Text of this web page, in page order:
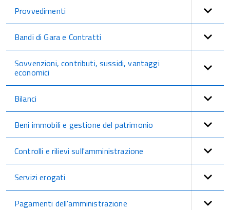
Provvedimenti
Bandi di Gara e Contratti
Sovvenzioni, contributi, sussidi, vantaggi
economici
Bilanci
Beni immobili e gestione del patrimonio
Controlli e rilievi sull'amministrazione
Servizi erogati
Pagamenti dell'amministrazione